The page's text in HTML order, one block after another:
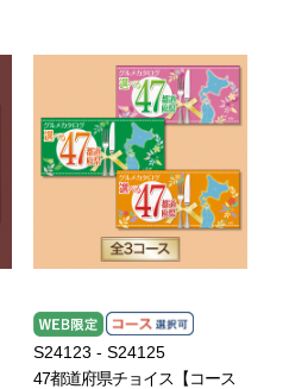
S24123 - S24125
47都道府県チョイス【コース